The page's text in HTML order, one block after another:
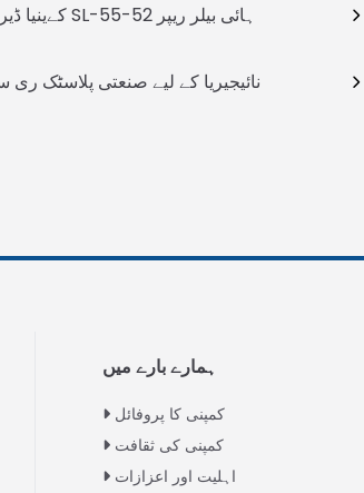
کےینیا ڈیری فارم کے لیے SL-55-52 ہائی بيلر ریپر
نائیجیریا کے لیے صنعتی پلاسٹک
ہمارے بارے میں
کمپنی کا پروفائل
کمپنی کی ثقافت
اہلیت اور اعزازات